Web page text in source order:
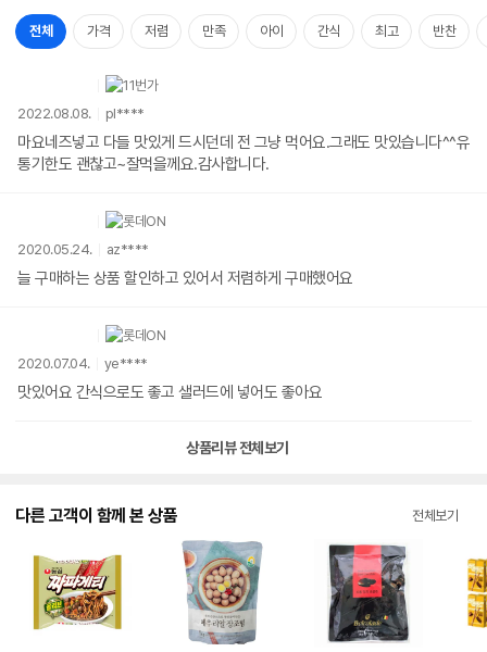
전체 가격 저렴 만족 아이 간식 최고 반찬
2022.08.08. pl****
마요네즈넣고 다들 맛있게 드시던데 전 그냥 먹어요.그래도 맛있습니다^^유
통기한도 괜찮고~잘먹을께요.감사합니다.
2020.05.24. az****
늘 구매하는 상품 할인하고 있어서 저렴하게 구매했어요
2020.07.04. ye****
맛있어요 간식으로도 좋고 샐러드에 넣어도 좋아요
상품리뷰 전체보기
다른 고객이 함께 본 상품 전체보기